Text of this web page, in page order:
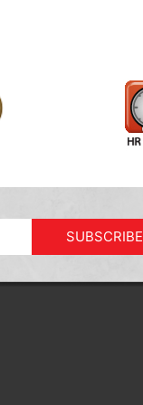
SUBSCRIBE